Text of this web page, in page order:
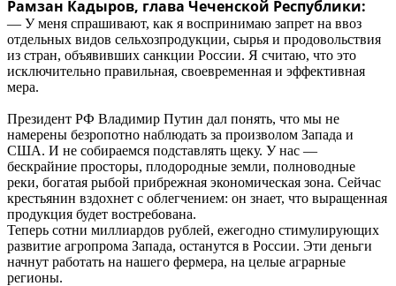
Рамзан Кадыров, глава Чеченской Республики:
— У меня спрашивают, как я воспринимаю запрет на ввоз
отдельных видов сельхозпродукции, сырья и продовольствия
из стран, объявивших санкции России. Я считаю, что это
исключительно правильная, своевременная и эффективная
мера.
Президент РФ Владимир Путин дал понять, что мы не
намерены безропотно наблюдать за произволом Запада и
США. И не собираемся подставлять щеку. У нас —
бескрайние просторы, плодородные земли, полноводные
реки, богатая рыбой прибрежная экономическая зона. Сейчас
крестьянин вздохнет с облегчением: он знает, что выращенная
продукция будет востребована.
Теперь сотни миллиардов рублей, ежегодно стимулирующих
развитие агропрома Запада, останутся в России. Эти деньги
начнут работать на нашего фермера, на целые аграрные
регионы.